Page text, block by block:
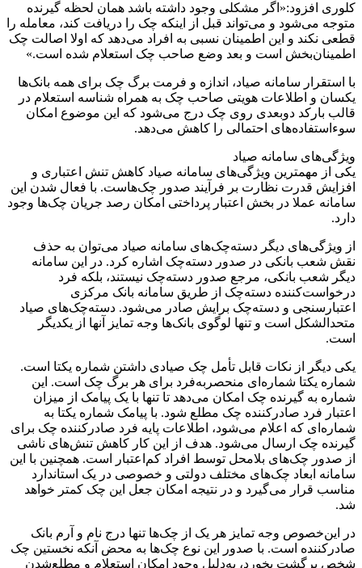
کلوری افزود:«اگر مشکلی وجود داشته باشد همان لحظه گیرنده
متوجه می‌شود و می‌تواند قبل از اینکه چک را دریافت کند، معامله را
قطعی نکند و این اطمینان نسبی به افراد می‌دهد که اولا اصالت چک
اطمینان‌بخش است و بعد وضع صاحب چک استعلام شده است.»
با استقرار سامانه صیاد، اندازه و فرمت برگ چک برای همه بانک‌ها
یکسان و اطلاعات هویتی صاحب چک به همراه شناسه استعلام در
قالب بارکد دوبعدی روی چک درج می‌شود که این موضوع امکان
سوءاستفاده‌های احتمالی را کاهش می‌دهد.
ویژگی‌های سامانه صیاد
یکی از مهمترین ویژگی‌های سامانه صیاد کاهش تنش اعتباری و
افزایش قدرت نظارت بر فرآیند صدور چک‌هاست. با فعال شدن این
سامانه عملا در بخش اعتبار پرداختی امکان رصد جریان چک‌ها وجود
دارد.
از ویژگی‌های دیگر دسته‌چک‌های سامانه صیاد می‌توان به حذف
نقش شعب بانکی در صدور دسته‌چک اشاره کرد. در این سامانه
دیگر شعب بانکی، مرجع صدور دسته‌چک نیستند، بلکه فرد
درخواست‌کننده دسته‌چک از طریق سامانه بانک مرکزی
اعتبارسنجی و دسته‌چک برایش صادر می‌شود. دسته‌چک‌های صیاد
متحدالشکل است و تنها لوگوی بانک‌ها وجه تمایز آنها از یکدیگر
است.
یکی دیگر از نکات قابل تأمل چک صیادی داشتن شماره یکتا است.
شماره یکتا شماره‌ای منحصربه‌فرد برای هر برگ چک است. این
شماره به گیرنده چک امکان می‌دهد تا تنها با یک پیامک از میزان
اعتبار فرد صادر‌کننده چک مطلع شود. با پیامک شماره یکتا به
شماره‌ای که اعلام می‌شود، اطلاعات پایه فرد صادر‌کننده چک برای
گیرنده چک ارسال می‌شود. هدف از این کار کاهش تنش‌های ناشی
از صدور چک‌های بلامحل توسط افراد کم‌اعتبار است. همچنین با این
سامانه ابعاد چک‌های مختلف دولتی و خصوصی در یک استاندارد
مناسب قرار می‌گیرد و در نتیجه امکان جعل این چک کمتر خواهد
شد.
در این‌خصوص وجه تمایز هر یک از چک‌ها تنها درج نام و آرم بانک
صادر‌کننده است. با صدور این نوع چک‌ها به محض آنکه نخستین چک
شخص برگشت بخورد، به‌دلیل وجود امکان استعلام و مطلع‌شدن